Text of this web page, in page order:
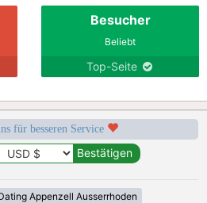
Besucher
Beliebt
Top-Seite
für besseren Service
Appenzell Ausserrhoden